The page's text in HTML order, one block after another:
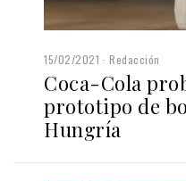
15/02/2021 Redacción
Coca-Cola
prototipo de
Hungría